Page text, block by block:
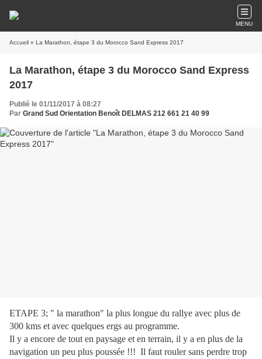
MENU
Accueil » La Marathon, étape 3 du Morocco Sand Express 2017
La Marathon, étape 3 du Morocco Sand Express
2017
Publié le 01/11/2017 à 08:27
Par Grand Sud Orientation Benoît DELMAS 212 661 21 40 99
ETAPE 3; " la marathon" la plus longue du rallye avec plus de
300 kms et avec quelques ergs au programme.
Il y a encore de tout en paysage et en terrain, il y a en plus de la
navigation un peu plus poussée !!! Il faut rouler sans perdre trop